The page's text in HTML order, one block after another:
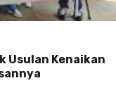
Usulan Kenaikan